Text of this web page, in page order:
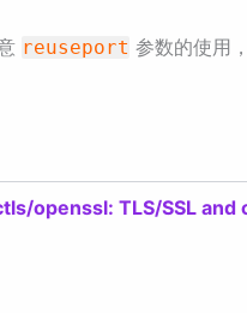
reuseport 参数的使用
openssl: TLS/SSL and